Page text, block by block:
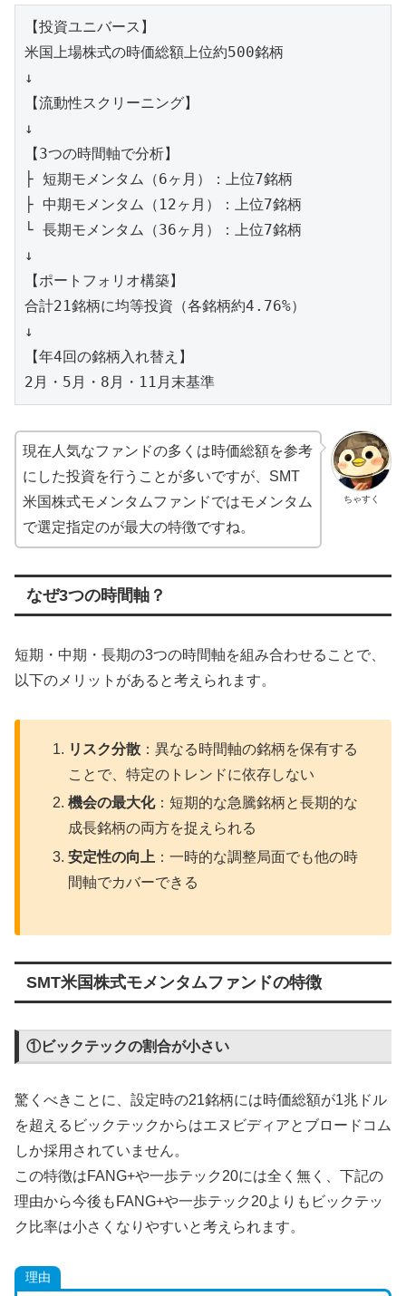
【投資ユニバース】
米国上場株式の時価総額上位約500銘柄
↓
【流動性スクリーニング】
↓
【3つの時間軸で分析】
├ 短期モメンタム（6ヶ月）：上位7銘柄
├ 中期モメンタム（12ヶ月）：上位7銘柄
└ 長期モメンタム（36ヶ月）：上位7銘柄
↓
【ポートフォリオ構築】
合計21銘柄に均等投資（各銘柄約4.76%）
↓
【年4回の銘柄入れ替え】
2月・5月・8月・11月末基準
ちゃすく
現在人気なファンドの多くは時価総額を参考
にした投資を行うことが多いですが、SMT
米国株式モメンタムファンドではモメンタム
で選定指定のが最大の特徴ですね。
なぜ3つの時間軸？
短期・中期・長期の3つの時間軸を組み合わせることで、
以下のメリットがあると考えられます。
リスク分散 ：異なる時間軸の銘柄を保有する
ことで、特定のトレンドに依存しない
機会の最大化：短期的な急騰銘柄と長期的な
成長銘柄の両方を捉えられる
安定性の向上 ：一時的な調整局面でも他の時
間軸でカバーできる
SMT米国株式モメンタムファンドの特徴
①ビックテックの割合が小さい
驚くべきことに、設定時の21銘柄には時価総額が1兆ドル
を超えるビックテックからはエヌビディアとブロードコム
しか採用されていません。
この特徴はFANG+や一歩テック20には全く無く、下記の
理由から今後もFANG+や一歩テック20よりもビックテッ
ク比率は小さくなりやすいと考えられます。
理由